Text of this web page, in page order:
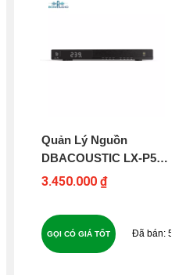
Quản Lý Nguồn
DBACOUSTIC LX-P5
PREMIUM
3.450.000 ₫
53
GỌI CÓ GIÁ TỐT